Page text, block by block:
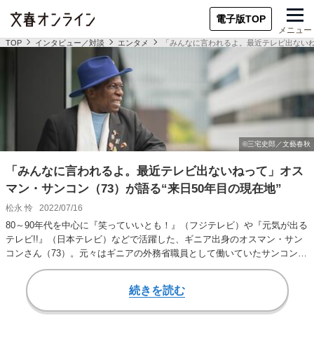
電子版TOP
メニュー
TOP インタビュー／対談 エンタメ 「みんなに言われるよ。最近テレビ出な
「みんなに言われるよ。最近テレビ出ないねって」オス
マン・サンコン（73）が語る“来日50年目の現在地”
松永 怜 2022/07/16
80～90年代を中心に『笑っていいとも！』（フジテレビ）や『元気が出る
テレビ!!』（日本テレビ）などで活躍した、ギニア出身のオスマン・サン
コンさん（73）。元々はギニアの外務省職員として働いていたサンコンさ
んが来日…
続きを読む